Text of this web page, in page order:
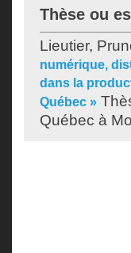
Thèse ou
Lieutier,
numérique,
dans la
Québec »
Québec à